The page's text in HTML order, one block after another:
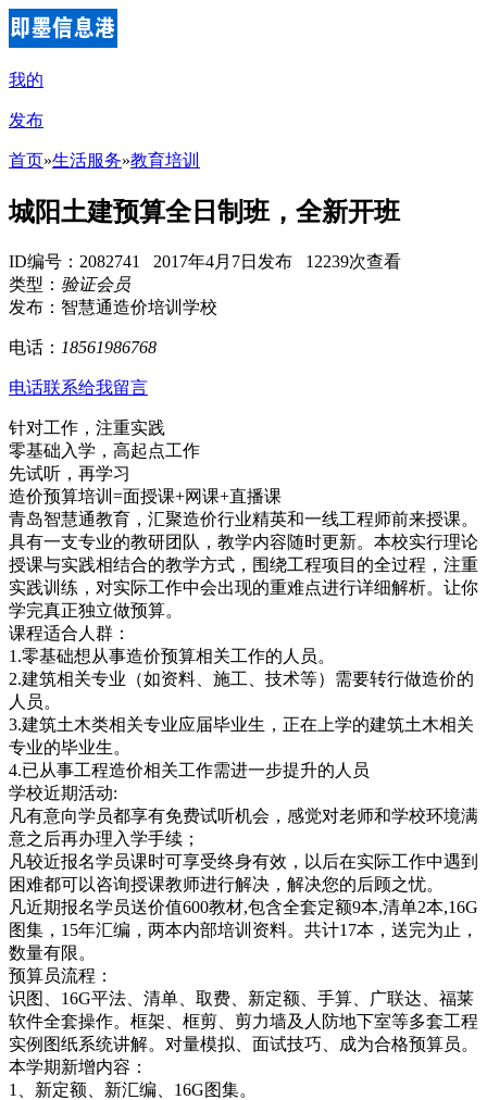
我的
发布
首页»生活服务»教育培训
城阳土建预算全日制班，全新开班
ID编号：2082741 2017年4月7日发布 12239次查看
类型： 验证会员
发布：智慧通造价培训学校
电话： 18561986768
电话联系给我留言
针对工作，注重实践
零基础入学，高起点工作
先试听，再学习
造价预算培训=面授课+网课+直播课
青岛智慧通教育，汇聚造价行业精英和一线工程师前来授课。
具有一支专业的教研团队，教学内容随时更新。本校实行理论
授课与实践相结合的教学方式，围绕工程项目的全过程，注重
实践训练，对实际工作中会出现的重难点进行详细解析。让你
学完真正独立做预算。
课程适合人群：
1.零基础想从事造价预算相关工作的人员。
2.建筑相关专业（如资料、施工、技术等）需要转行做造价的
人员。
3.建筑土木类相关专业应届毕业生，正在上学的建筑土木相关
专业的毕业生。
4.已从事工程造价相关工作需进一步提升的人员
学校近期活动:
凡有意向学员都享有免费试听机会，感觉对老师和学校环境满
意之后再办理入学手续；
凡较近报名学员课时可享受终身有效，以后在实际工作中遇到
困难都可以咨询授课教师进行解决，解决您的后顾之忧。
凡近期报名学员送价值600教材,包含全套定额9本,清单2本,16G
图集，15年汇编，两本内部培训资料。共计17本，送完为止，
数量有限。
预算员流程：
识图、16G平法、清单、取费、新定额、手算、广联达、福莱
软件全套操作。框架、框剪、剪力墙及人防地下室等多套工程
实例图纸系统讲解。对量模拟、面试技巧、成为合格预算员。
本学期新增内容：
1、新定额、新汇编、16G图集。